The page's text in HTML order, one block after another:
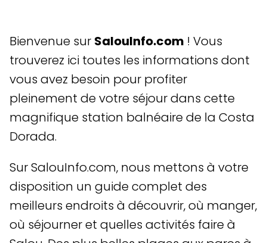
Bienvenue sur SalouInfo.com ! Vous
trouverez ici toutes les informations dont
vous avez besoin pour profiter
pleinement de votre séjour dans cette
magnifique station balnéaire de la Costa
Dorada.
Sur SalouInfo.com, nous mettons à votre
disposition un guide complet des
meilleurs endroits à découvrir, où manger,
où séjourner et quelles activités faire à